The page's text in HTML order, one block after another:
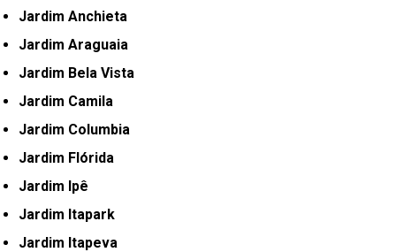
Jardim Anchieta
Jardim Araguaia
Jardim Bela Vista
Jardim Camila
Jardim Columbia
Jardim Flórida
Jardim Ipê
Jardim Itapark
Jardim Itapeva